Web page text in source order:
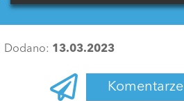
Dodano: 13.03.2023
Komentarze